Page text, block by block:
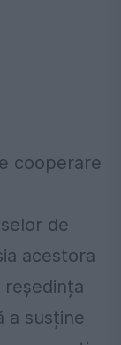
cooperare
de
acestora
a susține